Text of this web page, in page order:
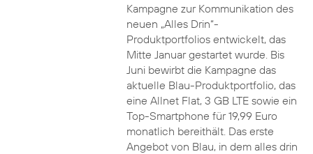
Kampagne zur Kommunikation des
neuen „Alles Drin“-
Produktportfolios entwickelt, das
Mitte Januar gestartet wurde. Bis
Juni bewirbt die Kampagne das
aktuelle Blau-Produktportfolio, das
eine Allnet Flat, 3 GB LTE sowie ein
Top-Smartphone für 19,99 Euro
monatlich bereithält. Das erste
Angebot von Blau, in dem alles drin